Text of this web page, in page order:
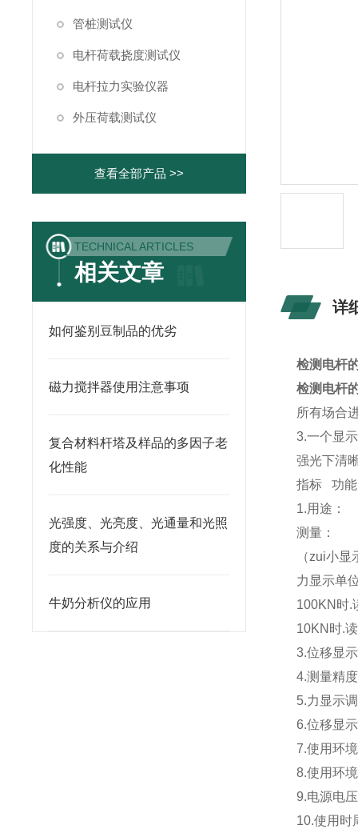
管桩测试仪
电杆荷载挠度测试仪
电杆拉力实验仪器
外压荷载测试仪
查看全部产品 >>
TECHNICAL ARTICLES
相关文章
如何鉴别豆制品的优劣
磁力搅拌器使用注意事项
复合材料杆塔及样品的多因子老
化性能
光强度、光亮度、光通量和光照
度的关系与介绍
牛奶分析仪的应用
详
检测电杆
检测电杆
所有场合
3.一个显
强光下清
指标 功
1.用途
测量：
（zui小
力显示
100KN时.
10KN时.
3.位移显
4.测量
5.力显
6.位移显
7.使用环
8.使用环
9.电源电
10.使用时